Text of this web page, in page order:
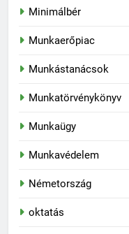
Minimálbér
Munkaerőpiac
Munkástanácsok
Munkatörvénykönyv
Munkaügy
Munkavédelem
Németország
oktatás